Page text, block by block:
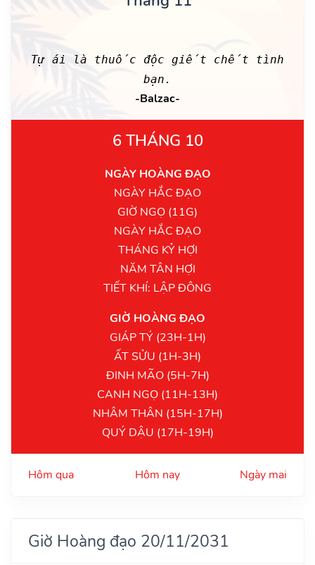
Tự ái là thuốc độc giết chết tình
bạn.
-Balzac-
6 THÁNG 10
NGÀY HOÀNG ĐẠO
NGÀY HẮC ĐẠO
GIỜ NGỌ (11G)
NGÀY HẮC ĐẠO
THÁNG KỶ HỢI
NĂM TÂN HỢI
TIẾT KHÍ: LẬP ĐÔNG
GIỜ HOÀNG ĐẠO
GIÁP TÝ (23H-1H)
ẤT SỬU (1H-3H)
ĐINH MÃO (5H-7H)
CANH NGỌ (11H-13H)
NHÂM THÂN (15H-17H)
QUÝ DẬU (17H-19H)
Hôm qua Hôm nay Ngày mai
Giờ Hoàng đạo 20/11/2031